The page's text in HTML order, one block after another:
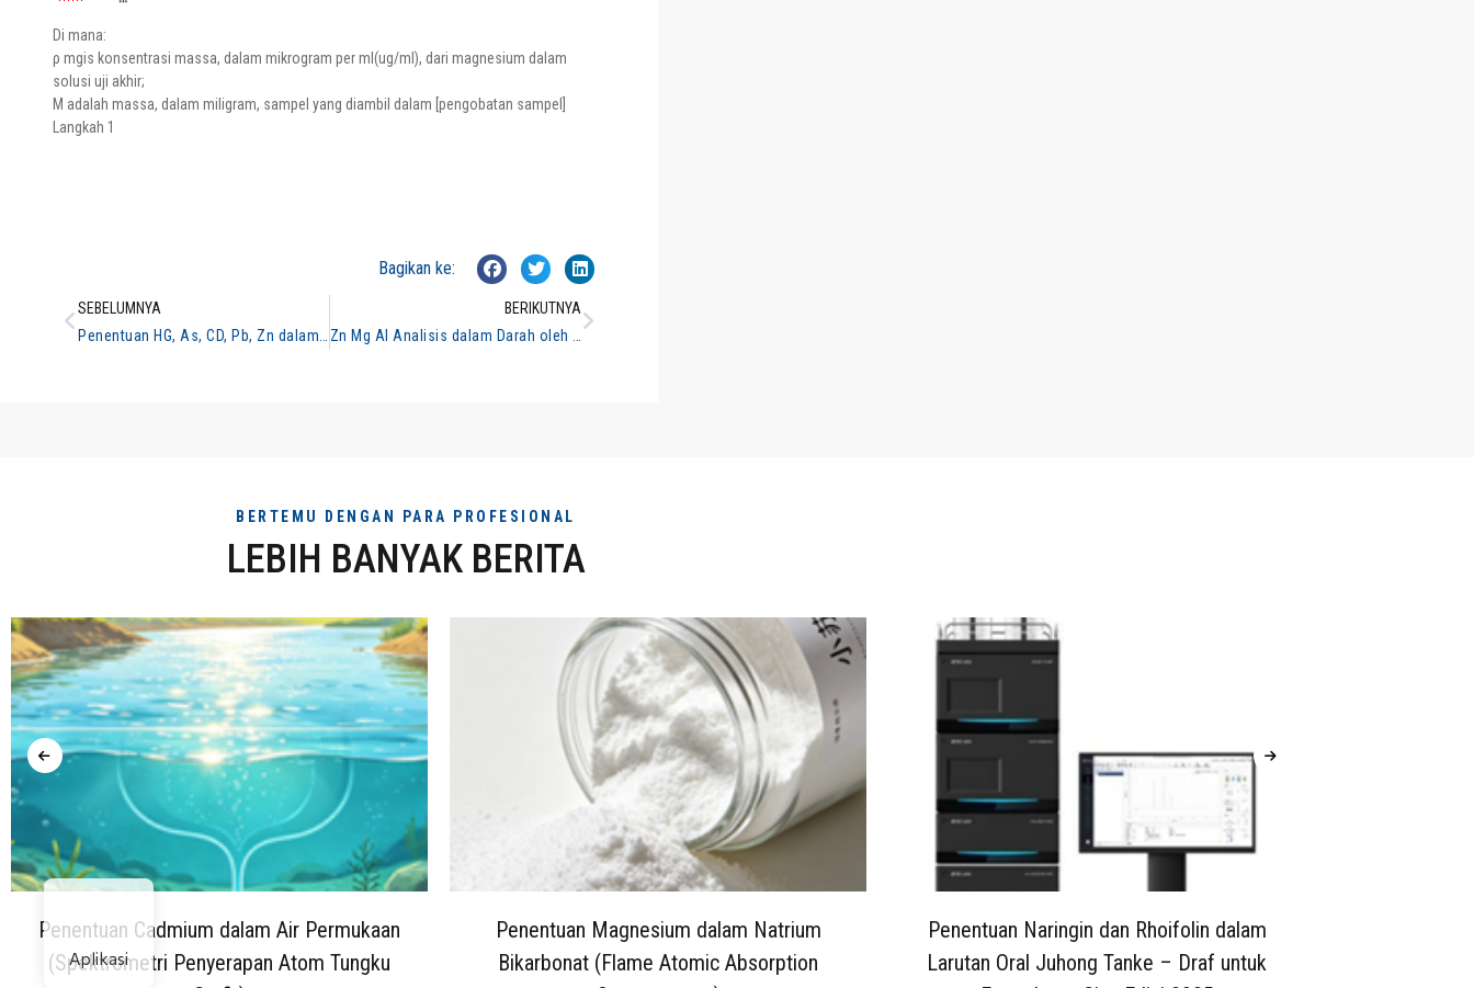
Di mana:
ρ mgis konsentrasi massa, dalam mikrogram per ml(ug/ml), dari magnesium dalam
solusi uji akhir;
M adalah massa, dalam miligram, sampel yang diambil dalam [pengobatan sampel]
Langkah 1
Bagikan ke:
SEBELUMNYA
BERIKUTNYA
BERTEMU DENGAN PARA PROFESIONAL
LEBIH BANYAK BERITA
Penentuan Cadmium dalam Air Permukaan
(Spektrometri Penyerapan Atom Tungku
Penentuan Magnesium dalam Natrium
Bikarbonat (Flame Atomic Absorption
Penentuan Naringin dan Rhoifolin dalam
Larutan Oral Juhong Tanke – Draf untuk
Aplikasi